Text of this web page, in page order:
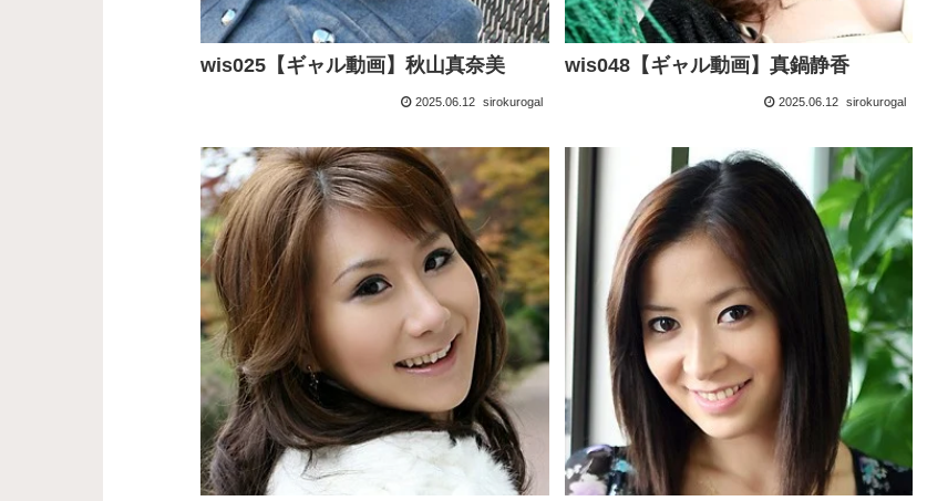
wis025【ギャル動画】秋山真奈美
2025.06.12 sirokurogal
wis048【ギャル動画】真鍋静香
2025.06.12 sirokurogal